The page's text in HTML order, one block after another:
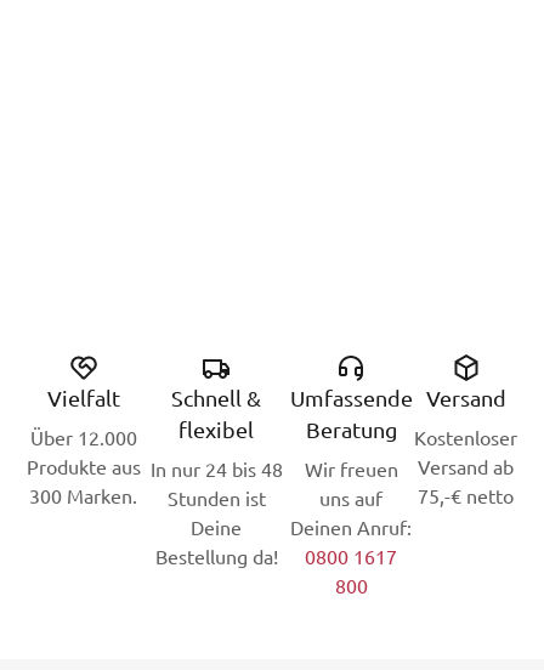
Vielfalt
Über 12.000
Produkte aus
300 Marken.
Schnell &
flexibel
In nur 24 bis 48
Stunden ist
Deine
Bestellung da!
Umfassende
Beratung
Wir freuen
uns auf
Deinen Anruf:
0800 1617
800
Versand
Kostenloser
Versand ab
75,-€ netto